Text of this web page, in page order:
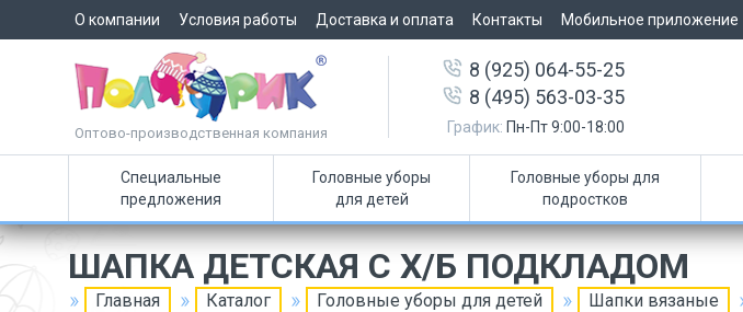
О компании Условия работы Доставка и оплата Контакты Мобильное приложение
Оптово-производственная компания
8 (925) 064-55-25
8 (495) 563-03-35
График: Пн-Пт 9:00-18:00
Специальные
предложения
Головные уборы
для детей
Головные уборы для
подростков
ШАПКА ДЕТСКАЯ С Х/Б ПОДКЛАДОМ
Главная Каталог Головные уборы для детей Шапки вязаные